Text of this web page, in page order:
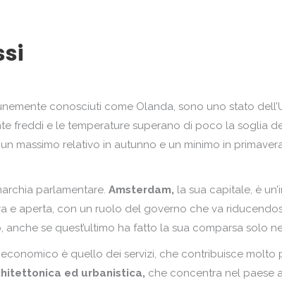
conosciuti come Olanda, sono uno stato
freddi e le temperature superano di poco la soglia
un massimo relativo in autunno e un minimo in
parlamentare. Amsterdam, la sua capitale, è
e aperta, con un ruolo del governo che va
anche se quest’ultimo ha fatto la sua comparsa solo
è quello dei servizi, che contribuisce
ed urbanistica, che concentra nel paese